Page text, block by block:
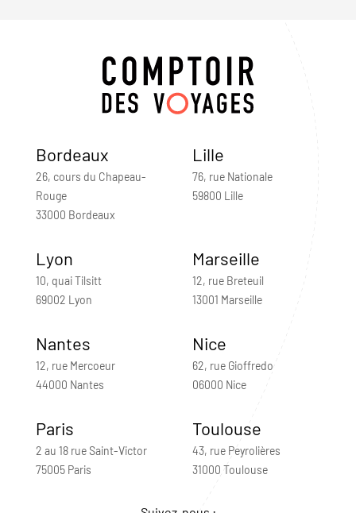
Bordeaux
26, cours du Chapeau-
Rouge
33000 Bordeaux
Lille
76, rue Nationale
59800 Lille
Lyon
10, quai Tilsitt
69002 Lyon
Marseille
12, rue Breteuil
13001 Marseille
Nantes
12, rue Mercoeur
44000 Nantes
Nice
62, rue Gioffredo
06000 Nice
Paris
2 au 18 rue Saint-Victor
75005 Paris
Toulouse
43, rue Peyrolières
31000 Toulouse